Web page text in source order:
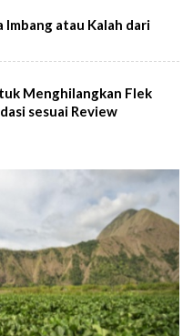
Imbang atau Kalah dari
Menghilangkan Flek
sesuai Review